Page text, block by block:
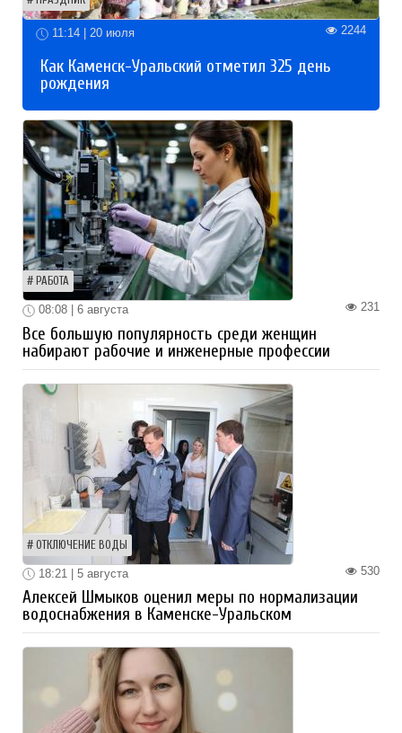
11:14 | 20 июля 2244
Как Каменск-Уральский отметил 325 день
рождения
РАБОТА
231
08:08 | 6 августа
Все большую популярность среди женщин
набирают рабочие и инженерные профессии
ОТКЛЮЧЕНИЕ ВОДЫ
530
18:21 | 5 августа
Алексей Шмыков оценил меры по нормализации
водоснабжения в Каменске-Уральском